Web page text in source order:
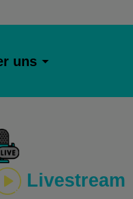
uns
Livestream